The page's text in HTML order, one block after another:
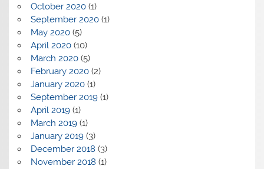
October 2020(1)
September 2020(1)
May 2020(5)
April 2020(10)
March 2020(5)
February 2020(2)
January 2020(1)
September 2019(1)
April 2019(1)
March 2019(1)
January 2019(3)
December 2018 (3)
November 2018 (1)